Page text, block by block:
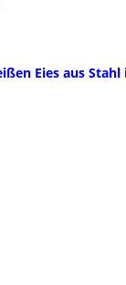
Eies aus Stahl